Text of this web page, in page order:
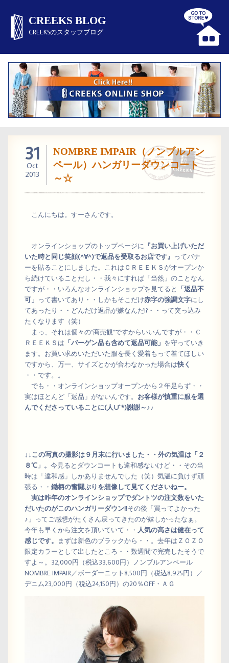
CREEKS BLOG
CREEKSのスタッフブログ
31
Oct
2013
NOMBRE IMPAIR（ノンブルアン
ペール）ハンガリーダウンコート
～☆
こんにちは。すーさんです。
オンラインショップのトップページに
『お買い上げいただ
いた時と同じ笑顔(^∀^)で返品を受取るお店です』 ってバナ
ーを貼ることにしました。これはＣＲＥＥＫＳがオープンか
ら続けていることだし・・我々にすれば「当然」のことなん
ですが・・いろんなオンラインショップを見てると
「返品不
可」 って書いてあり・・しかもそこだけ赤字の強調文字にし
てあったり・・どんだけ返品が嫌なんだ!?・・って突っ込み
たくなります（笑）
まっ、それは個々の“商売観”ですからいいんですが・・Ｃ
ＲＥＥＫＳは 「バーゲン品も含めて返品可能」 を守っていき
ます。お買い求めいただいた服を長く愛着もって着てほしい
ですから、万一、サイズとかが合わなかった場合は快く
・・です。。
でも・・オンラインショップオープンから２年足らず・・
実はほとんど「返品」がないんです。 お客様が慎重に服を選
んでくださっていることに(人∪`*)謝謝～♪♪
↓↓この写真の撮影は９月末に行いました・・外の気温は「２
８℃」。 今見るとダウンコートも違和感ないけど・・その当
時は「違和感」しかありませんでした（笑）気温に負けず頑
張る・・ 鋤柄の奮闘ぶりを想像して見てくださいねー。
実は昨年のオンラインショップでダントツの注文数をいた
だいたのがこのハンガリーダウン!!その後「買ってよかった
♪」ってご感想がたくさん戻ってきたのが嬉しかったなぁ。
今年も早くから注文を頂いていて・・ 人気の高さは健在って
感じです。
まずは新色のブラックから・・。去年はＺＯＺＯ
限定カラーとして出したところ・・数週間で完売したそうで
すよ～。32,000円（税込33,600円）ノンブルアンペール
NOMBRE IMPAIR／ボーダーニット8,500円（税込8,925円）／
デニム23,000円（税込24,150円）の20％OFF・ＡＧ